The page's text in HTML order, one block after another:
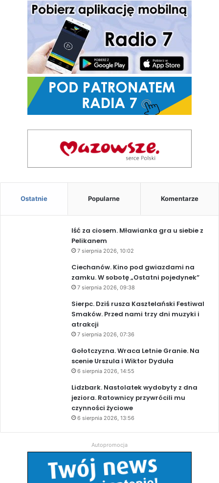
Ostatnie Popularne Komentarze
Iść za ciosem. Mławianka gra u siebie z
Pelikanem
7 sierpnia 2026, 10:02
Ciechanów. Kino pod gwiazdami na
zamku. W sobotę „Ostatni pojedynek”
7 sierpnia 2026, 09:38
Sierpc. Dziś rusza Kasztelański Festiwal
Smaków. Przed nami trzy dni muzyki i
atrakcji
7 sierpnia 2026, 07:36
Gołotczyzna. Wraca Letnie Granie. Na
scenie Urszula i Wiktor Dyduła
6 sierpnia 2026, 14:55
Lidzbark. Nastolatek wydobyty z dna
jeziora. Ratownicy przywrócili mu
czynności życiowe
6 sierpnia 2026, 13:56
Autopromocja